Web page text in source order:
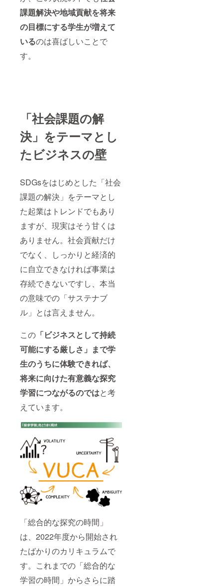
課題解決や地域貢献を将来
の目標にする学生が増えて
いるのは喜ばしいことで
す。
「社会課題の解
決」をテーマとし
たビジネスの壁
SDGsをはじめとした「社会
課題の解決」をテーマとし
た起業はトレンドでもあり
ますが、現実はそう甘くは
ありません。社会貢献だけ
でなく、しっかりと経済的
に自立できなければ事業は
存続できないですし、本当
の意味での「サステナブ
ル」とは言えません。
この 「ビジネスとして持続
可能にする厳しさ」まで学
生のうちに体験できれば、
将来に向けた有意義な探究
学習につながるのではと考
えています。
「総合的な探究の時間」
は、2022年度から開始され
たばかりのカリキュラムで
す。これまでの「総合的な
学習の時間」からさらに踏